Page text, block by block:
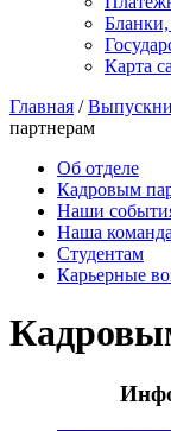
Карта
Главная /
партнерам
Об отделе
Кадровым
Наши
Наша
Студентам
Карьерные